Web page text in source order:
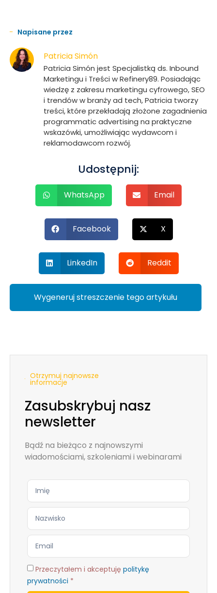
Napisane przez
Patricia Simón
Patricia Simón jest Specjalistką ds. Inbound
Marketingu i Treści w Refinery89. Posiadając
wiedzę z zakresu marketingu cyfrowego, SEO
i trendów w branży ad tech, Patricia tworzy
treści, które przekładają złożone zagadnienia
programmatic advertising na praktyczne
wskazówki, umożliwiając wydawcom i
reklamodawcom rozwój.
Udostępnij:
WhatsApp Email
Facebook X
LinkedIn Reddit
Wygeneruj streszczenie tego artykułu
Otrzymuj najnowsze
informacje
Zasubskrybuj nasz
newsletter
Bądź na bieżąco z najnowszymi
wiadomościami, szkoleniami i webinarami
Przeczytałem i akceptuję politykę
prywatności *